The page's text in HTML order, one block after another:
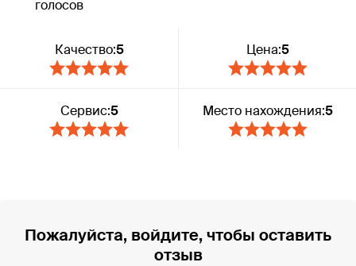
голосов
Качество:5 Цена:5
Сервис:5 Место нахождения:5
Пожалуйста, войдите, чтобы оставить
отзыв